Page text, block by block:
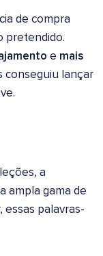
de compra
pretendido.
e mais
conseguiu lançar
a
ampla gama de
essas palavras-